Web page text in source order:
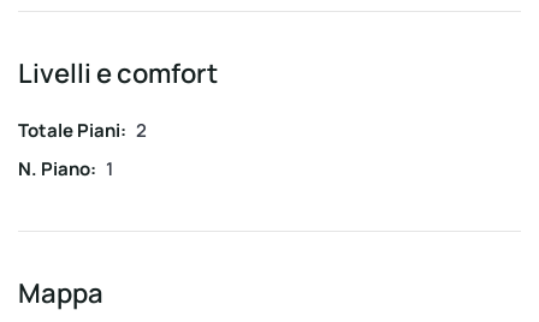
Livelli e comfort
Totale Piani: 2
N. Piano: 1
Mappa